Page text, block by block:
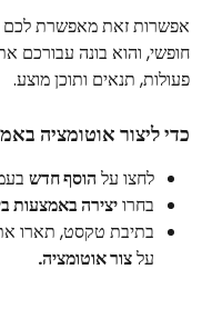
אפשרות זאת מאפשרת
חופשי, והוא בונה עבורכם
פעולות, תנאים ותוכן מוצע.
כדי ליצור אוטומציה
לחצו על הוסף חדש
בחרו יצירה באמצעות
בתיבת טקסט, תארו את
על צור אוטומציה.